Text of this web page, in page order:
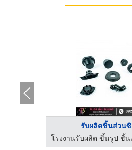
รับผลิตชิ้นส่วนซิ